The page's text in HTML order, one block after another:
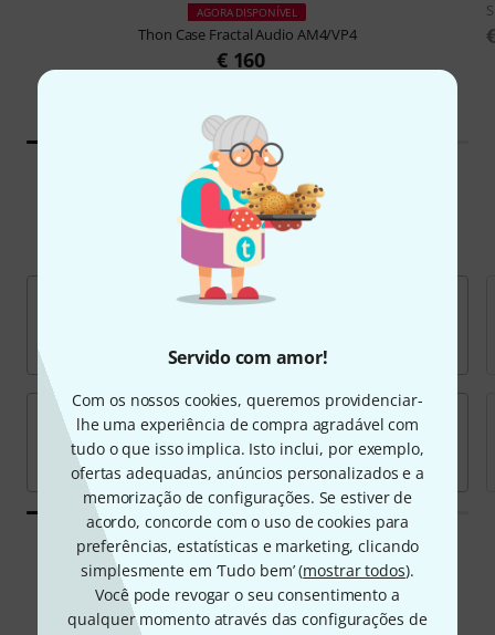
Servido com amor!
Com os nossos cookies, queremos providenciar-
lhe uma experiência de compra agradável com
tudo o que isso implica. Isto inclui, por exemplo,
ofertas adequadas, anúncios personalizados e a
memorização de configurações. Se estiver de
acordo, concorde com o uso de cookies para
preferências, estatísticas e marketing, clicando
simplesmente em ‘Tudo bem’ (mostrar todos).
Você pode revogar o seu consentimento a
qualquer momento através das configurações de
AGORA DISPONÍVEL
Thon Case Fractal Audio AM4/VP4
€ 160
Marcas populares
Todas as marcas